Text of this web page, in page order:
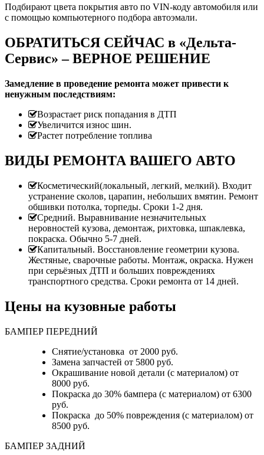
Подбирают цвета покрытия авто по VIN-коду автомобиля или
с помощью компьютерного подбора автоэмали.
ОБРАТИТЬСЯ СЕЙЧАС в «Дельта-
Сервис» – ВЕРНОЕ РЕШЕНИЕ
Замедление в проведение ремонта может привести к
ненужным последствиям:
Возрастает риск попадания в ДТП
Увеличится износ шин.
Растет потребление топлива
ВИДЫ РЕМОНТА ВАШЕГО АВТО
Косметический(локальный, легкий, мелкий). Входит
устранение сколов, царапин, небольших вмятин. Ремонт
обшивки потолка, торпеды. Сроки 1-2 дня.
Средний. Выравнивание незначительных
неровностей кузова, демонтаж, рихтовка, шпаклевка,
покраска. Обычно 5-7 дней.
Капитальный. Восстановление геометрии кузова.
Жестяные, сварочные работы. Монтаж, окраска. Нужен
при серьёзных ДТП и больших повреждениях
транспортного средства. Сроки ремонта от 14 дней.
Цены на кузовные работы
БАМПЕР ПЕРЕДНИЙ
Снятие/установка от 2000 руб.
Замена запчастей от 5800 руб.
Окрашивание новой детали (с материалом) от
8000 руб.
Покраска до 30% бампера (с материалом) от 6300
руб.
Покраска до 50% повреждения (с материалом) от
8500 руб.
БАМПЕР ЗАДНИЙ